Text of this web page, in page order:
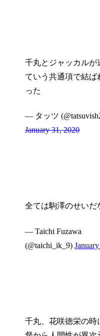
千丸とジャッカルが
ていう共通項で結ば
った
— タッツ
January 31, 2020
全ては駒澤のせいだ
— Taichi Fuzawa
(@taichi_ik_9)
千丸、花咲徳栄の時